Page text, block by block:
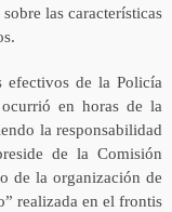
las características
efectivos de la Policía
en horas de la
la responsabilidad
de la Comisión
de la organización de
realizada en el frontis